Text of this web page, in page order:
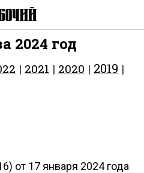
2024 год
| 2021 | 2020 | 2019 |
от 17 января 2024 года